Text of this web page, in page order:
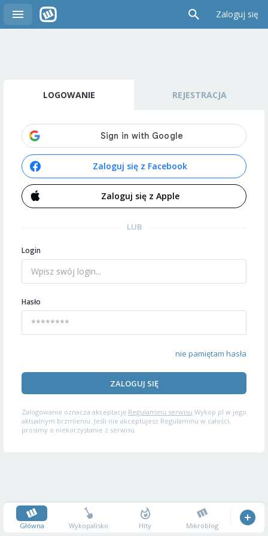
Zaloguj się
LOGOWANIE REJESTRACJA
Zaloguj się z Facebook
Zaloguj się z Apple
LUB
Login
Hasło
nie pamiętam hasła
ZALOGUJ SIĘ
Zalogowanie oznacza akceptację Regulaminu serwisu Wykop.pl w jego
aktualnym brzmieniu. Jeśli nie akceptujesz Regulaminu w całości,
prosimy o niekorzystanie z serwisu.
Główna Wykopalisko Hity Mikroblog